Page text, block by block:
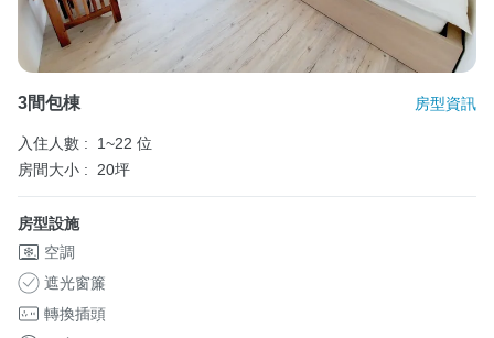
3間包棟 房型資訊
入住人數 :
1~22 位
房間大小 :
20坪
房型設施
空調
遮光窗簾
轉換插頭